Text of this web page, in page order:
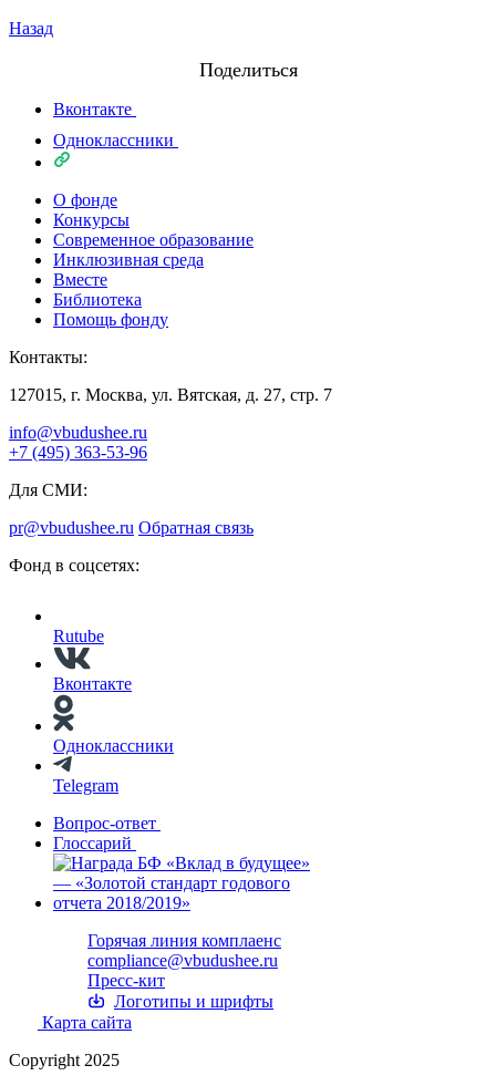
Назад
Поделиться
Вконтакте
Одноклассники
О фонде
Конкурсы
Современное образование
Инклюзивная среда
Вместе
Библиотека
Помощь фонду
Контакты:
127015, г. Москва, ул. Вятская, д. 27, стр. 7
info@vbudushee.ru
+7 (495) 363-53-96
Для СМИ:
pr@vbudushee.ru Обратная связь
Фонд в соцсетях:
Rutube
Вконтакте
Одноклассники
Telegram
Вопрос-ответ
Глоссарий
Горячая линия комплаенс
compliance@vbudushee.ru
Пресс-кит
Логотипы и шрифты
Карта сайта
Copyright 2025